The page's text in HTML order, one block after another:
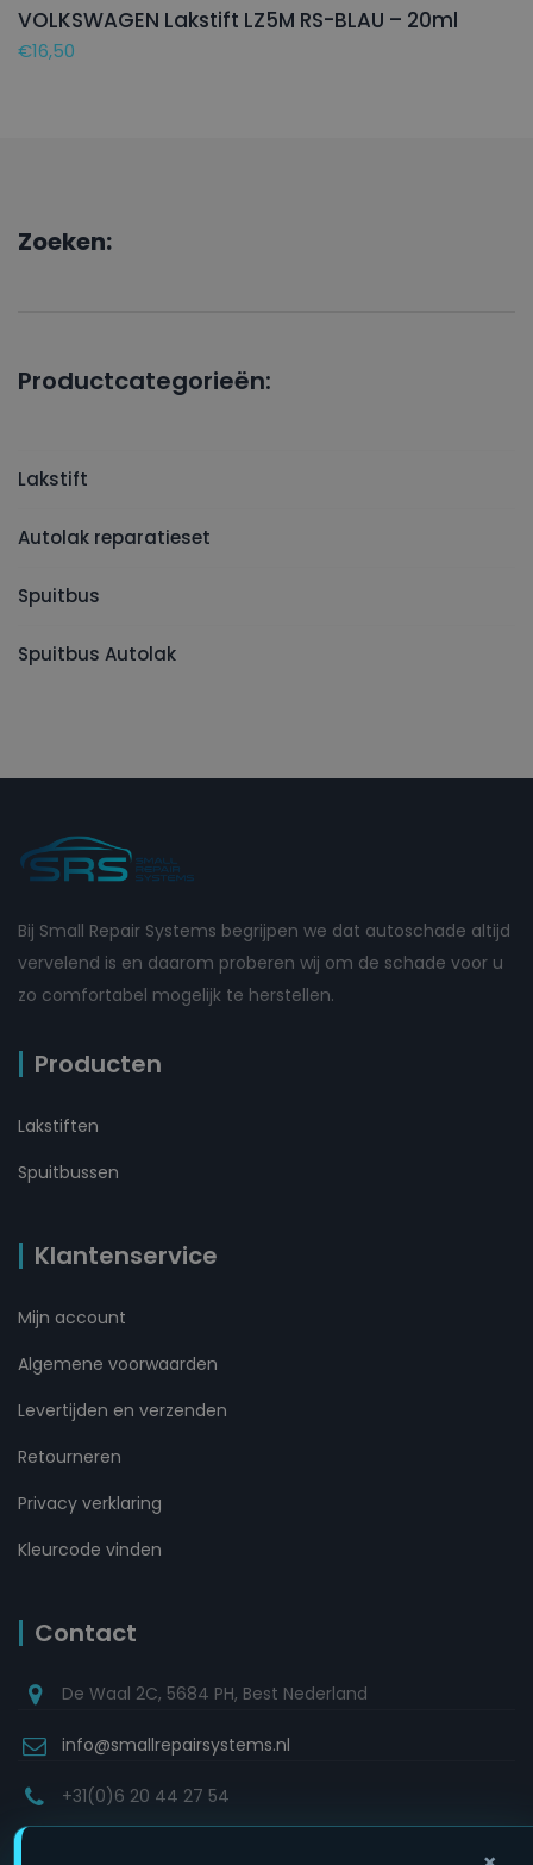
VOLKSWAGEN Lakstift LZ5M RS-BLAU – 20ml
€16,50
Zoeken:
Productcategorieën:
Lakstift
Autolak reparatieset
Spuitbus
Spuitbus Autolak
Bij Small Repair Systems begrijpen we dat autoschade altijd
vervelend is en daarom proberen wij om de schade voor u
zo comfortabel mogelijk te herstellen.
Producten
Lakstiften
Spuitbussen
Klantenservice
Mijn account
Algemene voorwaarden
Levertijden en verzenden
Retourneren
Privacy verklaring
Kleurcode vinden
Contact
De Waal 2C, 5684 PH, Best Nederland
info@smallrepairsystems.nl
+31(0)6 20 44 27 54